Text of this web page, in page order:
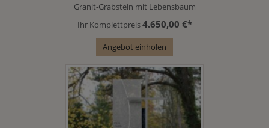
Granit-Grabstein mit Lebensbaum
Ihr Komplettpreis4.650,00 €*
Angebot einholen